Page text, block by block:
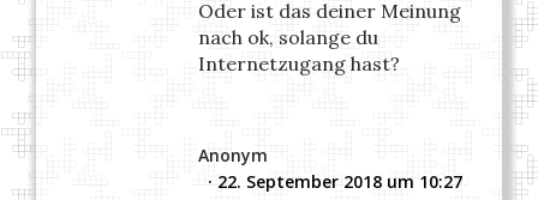
Oder ist das deiner Meinung
nach ok, solange du
Internetzugang hast?
Anonym
22. September 2018 um 10:27